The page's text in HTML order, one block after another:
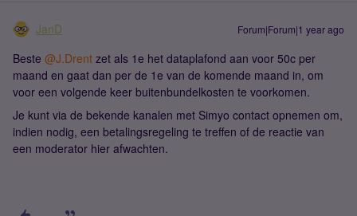
JanD Forum|Forum|1 year ago
Beste ​ @J.Drent zet als 1e het dataplafond aan voor 50c per
maand en gaat dan per de 1e van de komende maand in, om
voor een volgende keer buitenbundelkosten te voorkomen.
Je kunt via de bekende kanalen met Simyo contact opnemen om,
indien nodig, een betalingsregeling te treffen of de reactie van
een moderator hier afwachten.